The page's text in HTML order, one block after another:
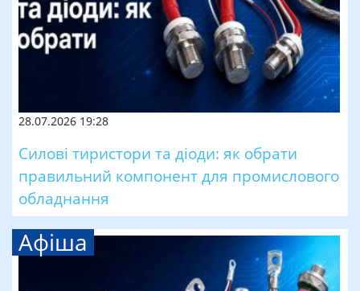
28.07.2026 19:28
Силові тиристори та діоди: як обрати
правильний компонент для промислового
обладнання
Афіша